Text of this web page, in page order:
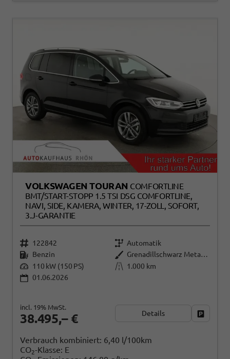
VOLKSWAGEN TOURAN COMFORTLINE
BMT/START-STOPP 1.5 TSI DSG COMFORTLINE,
NAVI, SIDE, KAMERA, WINTER, 17-ZOLL, SOFORT,
3.J-GARANTIE
122842
Automatik
Benzin
Grenadillschwarz Metallic
110 kW (150 PS)
1.000 km
01.06.2026
38.495,– €
incl. 19% MwSt.
Details
Verbrauch kombiniert: 6,40 l/100km
CO2-Klasse: E